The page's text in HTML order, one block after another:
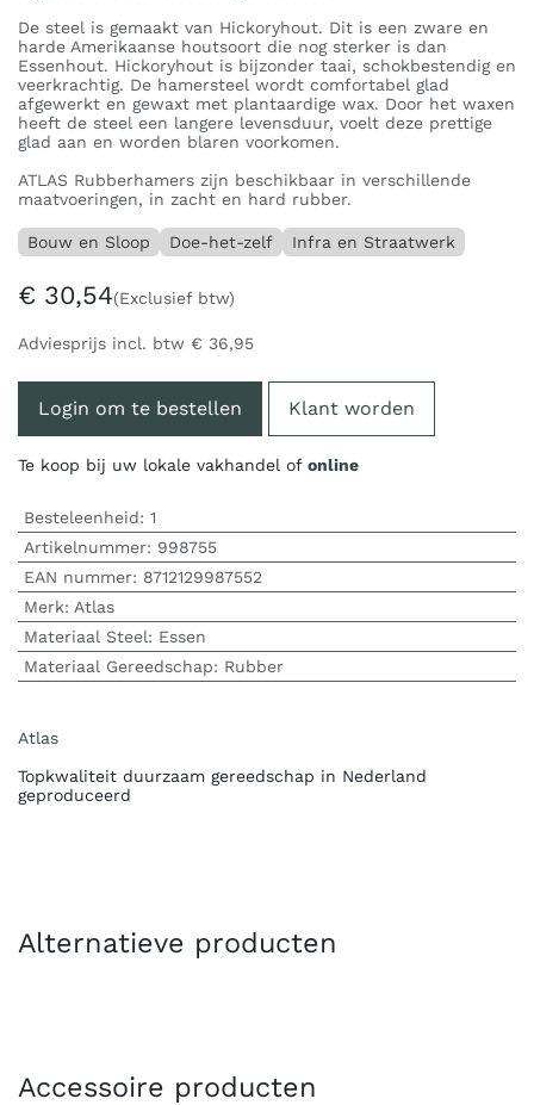
De steel is gemaakt van Hickoryhout. Dit is een zware en
harde Amerikaanse houtsoort die nog sterker is dan
Essenhout. Hickoryhout is bijzonder taai, schokbestendig en
veerkrachtig. De hamersteel wordt comfortabel glad
afgewerkt en gewaxt met plantaardige wax. Door het waxen
heeft de steel een langere levensduur, voelt deze prettige
glad aan en worden blaren voorkomen.
ATLAS Rubberhamers zijn beschikbaar in verschillende
maatvoeringen, in zacht en hard rubber.
Bouw en Sloop Doe-het-zelf Infra en Straatwerk
€ 30,54(Exclusief btw)
Adviesprijs incl. btw € 36,95
Login om te bestellen Klant worden
Te koop bij uw lokale vakhandel of online
Besteleenheid: 1
Artikelnummer: 998755
EAN nummer: 8712129987552
Merk: Atlas
Materiaal Steel: Essen
Materiaal Gereedschap: Rubber
Atlas
Topkwaliteit duurzaam gereedschap in Nederland
geproduceerd
Alternatieve producten
Accessoire producten